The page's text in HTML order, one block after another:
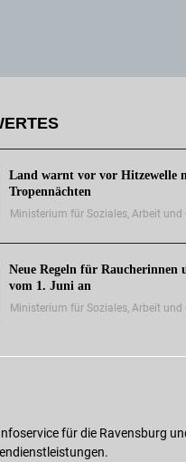
Land warnt vor vor Hitzewelle
Tropennächten
Ministerium für Soziales, Arbeit und
Neue Regeln für Raucherinnen
vom 1. Juni an
Ministerium für Soziales, Arbeit und
für die Ravensburg